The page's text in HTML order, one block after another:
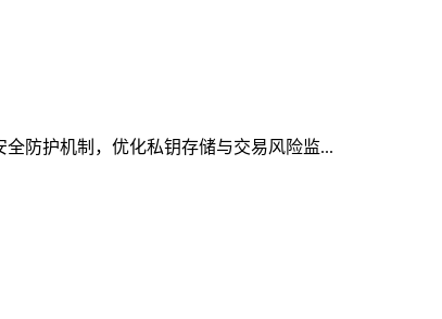
防护机制，优化私钥存储与交易风险监...